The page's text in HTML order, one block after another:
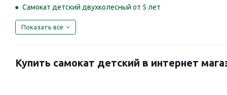
Самокат детский двухколесный от 5 лет
Показать все
Купить самокат детский в интернет